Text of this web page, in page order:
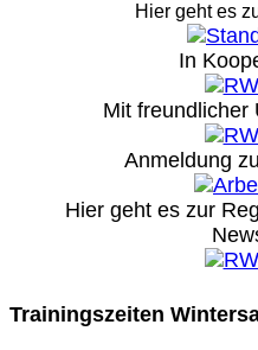
Hier geht es
In
Mit freundlicher
Anmeldung
Hier geht es zur
Trainingszeiten